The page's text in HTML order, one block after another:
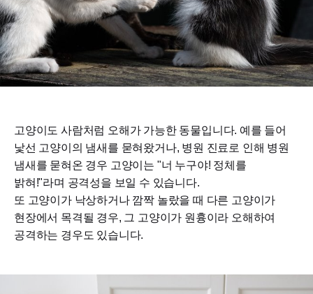
고양이도 사람처럼 오해가 가능한 동물입니다. 예를 들어
낯선 고양이의 냄새를 묻혀왔거나, 병원 진료로 인해 병원
냄새를 묻혀온 경우 고양이는 "너 누구야! 정체를
밝혀!"라며 공격성을 보일 수 있습니다.
또 고양이가 낙상하거나 깜짝 놀랐을 때 다른 고양이가
현장에서 목격될 경우, 그 고양이가 원흉이라 오해하여
공격하는 경우도 있습니다.